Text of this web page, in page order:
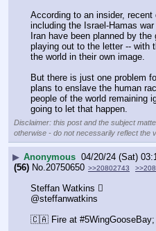
According to an insider,
including the Israel-Hamas
Iran have been planned by the
playing out to the letter -- with
the world in their own image.
But there is just one problem
plans to enslave the human
people of the world remaining
going to let that happen.
Disclaimer: this post and the subject
otherwise - do not necessarily reflect the
▶ Anonymous 04/20/24 (Sat)
(56) No.20750650 >>20802743
Steffan Watkins 
@steffanwatkins
🇨🇦 Fire at #5WingGooseBay;